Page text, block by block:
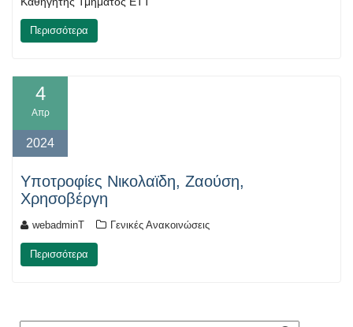
Περισσότερα
4
Απρ
2024
Yποτροφίες Νικολαϊδη, Ζαούση,
Χρησοβέργη
webadminT Γενικές Ανακοινώσεις
Περισσότερα